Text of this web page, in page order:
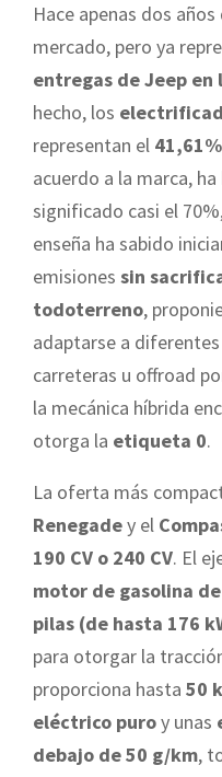
Hace apenas dos años
mercado, pero ya
entregas de Jeep en
hecho, los
representan el 41,61%
acuerdo a la marca,
significado casi el
enseña ha sabido
emisiones sin
todoterreno,
adaptarse a
carreteras u offroad
la mecánica híbrida
otorga la etiqueta 0.
La oferta más
Renegadey el
190 CV o 240 CV. El
motor de gasolina
pilas (de hasta 176
para otorgar la
proporciona hasta 50
eléctrico puroy unas
debajo de 50 g/km,